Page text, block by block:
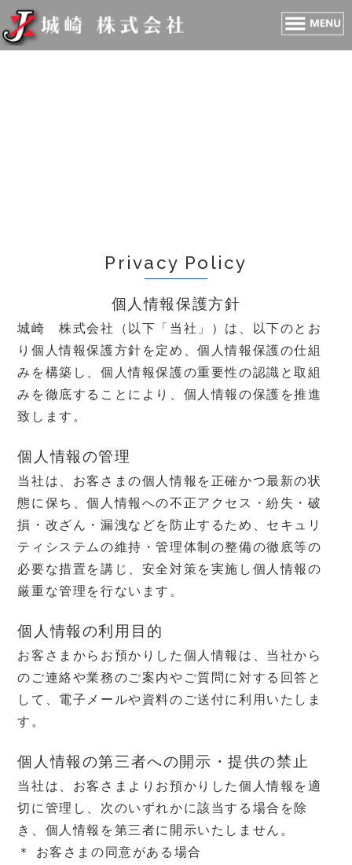
privacy policy
個人情報保護方針
Privacy Policy
個人情報保護方針
城崎 株式会社（以下「当社」）は、以下のとお
り個人情報保護方針を定め、個人情報保護の仕組
みを構築し、個人情報保護の重要性の認識と取組
みを徹底することにより、個人情報の保護を推進
致します。
個人情報の管理
当社は、お客さまの個人情報を正確かつ最新の状
態に保ち、個人情報への不正アクセス・紛失・破
損・改ざん・漏洩などを防止するため、セキュリ
ティシステムの維持・管理体制の整備の徹底等の
必要な措置を講じ、安全対策を実施し個人情報の
厳重な管理を行ないます。
個人情報の利用目的
お客さまからお預かりした個人情報は、当社から
のご連絡や業務のご案内やご質問に対する回答と
して、電子メールや資料のご送付に利用いたしま
す。
個人情報の第三者への開示・提供の禁止
当社は、お客さまよりお預かりした個人情報を適
切に管理し、次のいずれかに該当する場合を除
き、個人情報を第三者に開示いたしません。
＊ お客さまの同意がある場合